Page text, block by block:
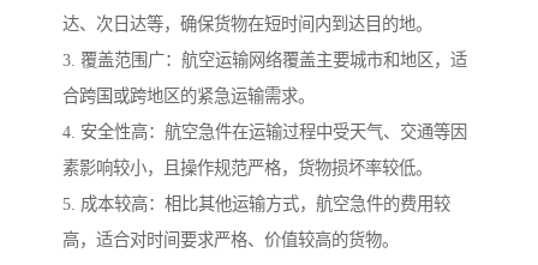
达、次日达等，确保货物在短时间内到达目的地。
3. 覆盖范围广：航空运输网络覆盖主要城市和地区，适
合跨国或跨地区的紧急运输需求。
4. 安全性高：航空急件在运输过程中受天气、交通等因
素影响较小，且操作规范严格，货物损坏率较低。
5. 成本较高：相比其他运输方式，航空急件的费用较
高，适合对时间要求严格、价值较高的货物。